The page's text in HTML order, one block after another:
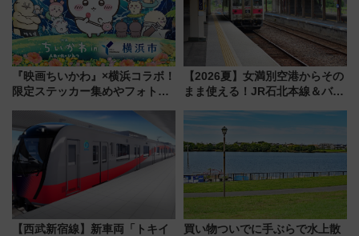
『映画ちいかわ』×横浜コラボ！
限定ステッカー集めやフォトス
いを満喫しよう（花火鑑賞会応
募は7/12まで！）
【2026夏】女満別空港からその
まま使える！JR石北本線＆バス
ーパス」でおトクに道東観光
（8/3発売）
【西武新宿線】新車両「トキイ
買い物ついでに手ぶらで水上散